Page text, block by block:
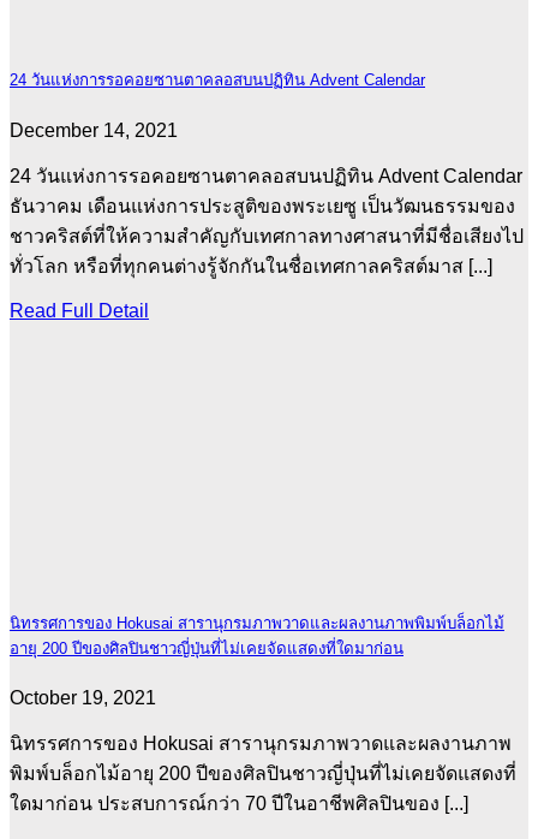
24 วันแห่งการรอคอยซานตาคลอสบนปฏิทิน Advent Calendar
December 14, 2021
24 วันแห่งการรอคอยซานตาคลอสบนปฏิทิน Advent Calendar
ธันวาคม เดือนแห่งการประสูติของพระเยซู เป็นวัฒนธรรมของ
ชาวคริสต์ที่ให้ความสำคัญกับเทศกาลทางศาสนาที่มีชื่อเสียงไป
ทั่วโลก หรือที่ทุกคนต่างรู้จักกันในชื่อเทศกาลคริสต์มาส [...]
Read Full Detail
นิทรรศการของ Hokusai สารานุกรมภาพวาดและผลงานภาพพิมพ์บล็อกไม้
อายุ 200 ปีของศิลปินชาวญี่ปุ่นที่ไม่เคยจัดแสดงที่ใดมาก่อน
October 19, 2021
นิทรรศการของ Hokusai สารานุกรมภาพวาดและผลงานภาพ
พิมพ์บล็อกไม้อายุ 200 ปีของศิลปินชาวญี่ปุ่นที่ไม่เคยจัดแสดงที่
ใดมาก่อน ประสบการณ์กว่า 70 ปีในอาชีพศิลปินของ [...]